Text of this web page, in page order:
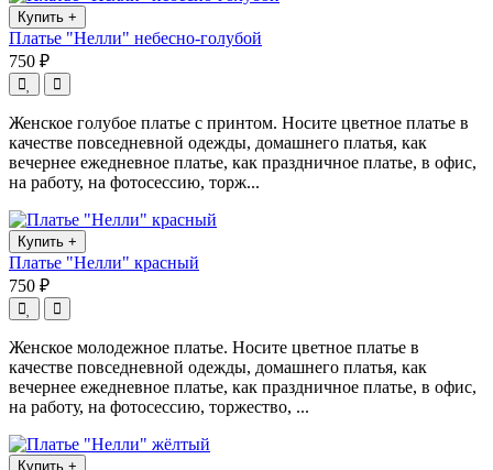
Купить +
Платье "Нелли" небесно-голубой
750 ₽
Женское голубое платье с принтом. Носите цветное платье в
качестве повседневной одежды, домашнего платья, как
вечернее ежедневное платье, как праздничное платье, в офис,
на работу, на фотосессию, торж...
Купить +
Платье "Нелли" красный
750 ₽
Женское молодежное платье. Носите цветное платье в
качестве повседневной одежды, домашнего платья, как
вечернее ежедневное платье, как праздничное платье, в офис,
на работу, на фотосессию, торжество, ...
Купить +